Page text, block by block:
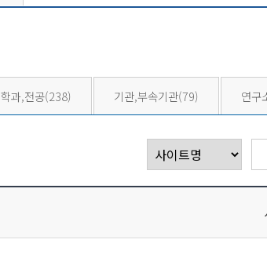
학과,전공(238) 기관,부속기관(79) 연구